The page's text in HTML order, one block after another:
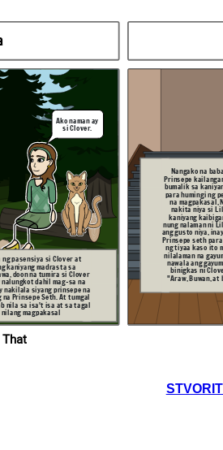
fsdsad
ko na po.
Binigyan siya ng
gawain na gumawa ng
palasyo palala nang
palala ay pinapagawa
sa kaniya. Pero
tinutulungan siya ng
matandang babae na
may kakaibang
mahika.
That
ng pasensiya si Clover at
kaniyang madrasta sa
doon na tumira si Clover
dahil mag-sa na
nakilala siyang prinsepe na
na Prinsepe Seth. At tumgal
nila sa isa't isa at sa tagal
magpakasal
Ako naman ay
si Clover.
Nangako na
Prinsepe kaila
bumalik sa
para humingi ng
na magpakasal,
nakita niya si
kaniyang
nung nalaman ni
ang gusto niya,
Prinsepe seth
ng tiyaa kaso ito
nilalaman na
nawala ang
binigkas ni
"Araw, Buwan, at